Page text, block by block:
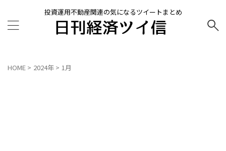
投資運用不動産関連の気になるツイートまとめ
HOME > 2024年 > 1月